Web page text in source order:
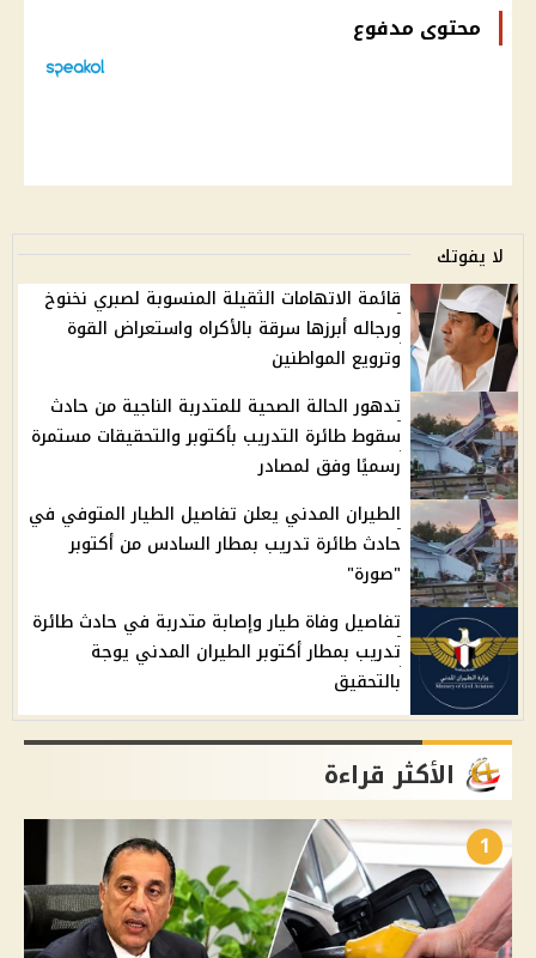
محتوى مدفوع
لا يفوتك
قائمة الاتهامات الثقيلة المنسوبة لصبري نخنوخ
ورجاله أبرزها سرقة بالأكراه واستعراض القوة
وترويع المواطنين
تدهور الحالة الصحية للمتدربة الناجية من حادث
سقوط طائرة التدريب بأكتوبر والتحقيقات مستمرة
رسميًا وفق لمصادر
الطيران المدني يعلن تفاصيل الطيار المتوفي في
حادث طائرة تدريب بمطار السادس من أكتوبر
"صورة"
تفاصيل وفاة طيار وإصابة متدربة في حادث طائرة
تدريب بمطار أكتوبر الطيران المدني يوجة
بالتحقيق
الأكثر قراءة
1